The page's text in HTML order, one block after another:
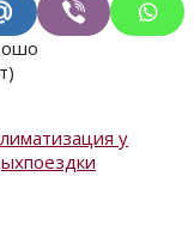
у
поездки